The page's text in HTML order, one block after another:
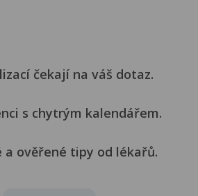
čekají na váš dotaz.
s chytrým kalendářem.
ověřené tipy od lékařů.